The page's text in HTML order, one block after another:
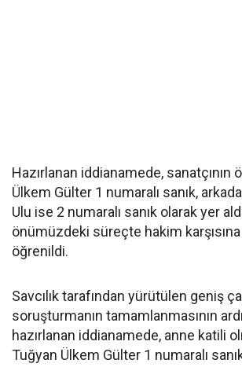
Hazırlanan iddianamede, sanatçının
Ülkem Gülter 1 numaralı sanık,
Ulu ise 2 numaralı sanık olarak yer
önümüzdeki süreçte hakim karşısına
öğrenildi.
Savcılık tarafından yürütülen geniş
soruşturmanın tamamlanmasının
hazırlanan iddianamede, anne katili
Tuğyan Ülkem Gülter 1 numaralı